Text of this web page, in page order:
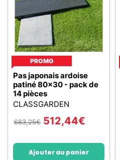
PROMO
Pas japonais ardoise
patiné 80x30 - pack de
14 pièces
CLASSGARDEN
683,25€ 512,44€
Ajouter au panier